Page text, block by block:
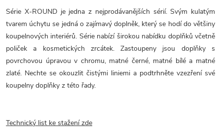
Série X-ROUND je jedna z nejprodávanějších sérií. Svým kulatým
tvarem úchytu se jedná o zajímavý doplněk, který se hodí do většiny
koupelnových interiérů. Série nabízí širokou nabídku doplňků včetně
poliček a kosmetických zrcátek. Zastoupeny jsou doplňky s
povrchovou úpravou v chromu, matné černé, matné bílé a matné
zlaté. Nechte se okouzlit čistými liniemi a podtrhněte vzezření své
koupelny doplňky z této řady.
Technický list ke stažení zde